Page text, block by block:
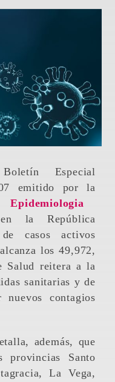
Especial
emitido por la
la República
casos activos
los 49,972,
Salud reitera a la
sanitarias y de
nuevos contagios
Santo
La Vega,